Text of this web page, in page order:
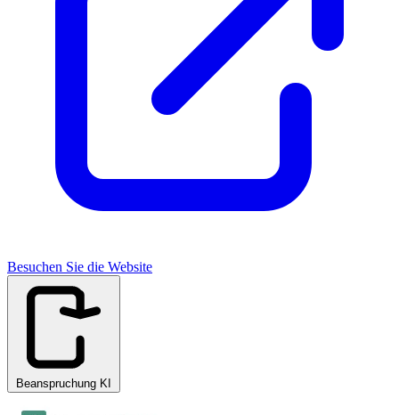
Besuchen Sie die Website
Beanspruchung KI